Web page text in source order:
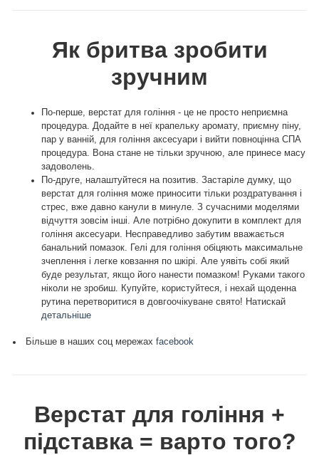
Як бритва зробити
зручним
По-перше, верстат для гоління - це не просто неприємна
процедура. Додайте в неї крапельку аромату, приємну піну,
пар у ванній, для гоління аксесуари і вийти повноцінна СПА
процедура. Вона стане не тільки зручною, але принесе масу
задоволень.
По-друге, налаштуйтеся на позитив. Застаріле думку, що
верстат для гоління може приносити тільки роздратування і
стрес, вже давно канули в минуле. З сучасними моделями
відчуття зовсім інші. Але потрібно докупити в комплект для
гоління аксесуари. Несправедливо забутим вважається
банальний помазок. Гелі для гоління обіцяють максимальне
зчеплення і легке ковзання по шкірі. Але уявіть собі який
буде результат, якщо його нанести помазком! Руками такого
ніколи не зробиш. Купуйте, користуйтеся, і нехай щоденна
рутина перетворитися в довгоочікуване свято! Натискай
детальніше
Більше в наших соц мережах facebook
Верстат для гоління +
підставка = варто того?